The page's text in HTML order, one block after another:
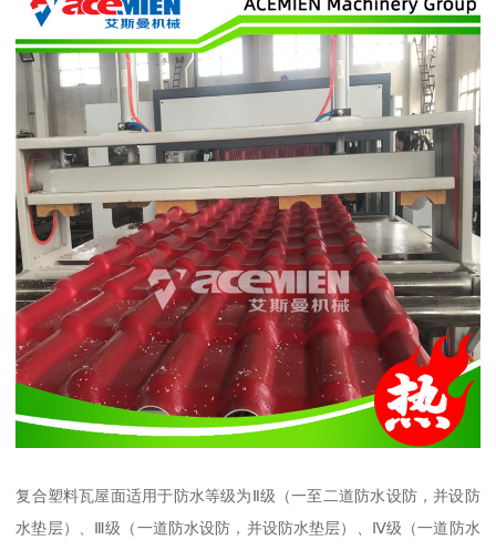
复合塑料瓦屋面适用于防水等级为Ⅱ级（一至二道防水设防，并设防
水垫层）、Ⅲ级（一道防水设防，并设防水垫层）、Ⅳ级（一道防水